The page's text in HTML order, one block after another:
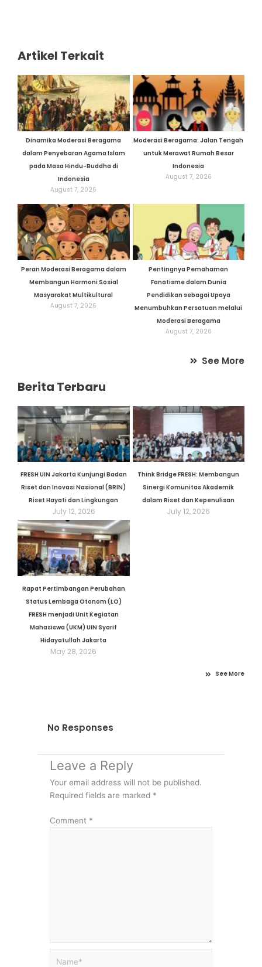
Artikel Terkait
Dinamika Moderasi Beragama
dalam Penyebaran Agama Islam
pada Masa Hindu-Buddha di
Indonesia
August 7, 2026
Moderasi Beragama: Jalan Tengah
untuk Merawat Rumah Besar
Indonesia
August 7, 2026
Peran Moderasi Beragama dalam
Membangun Harmoni Sosial
Masyarakat Multikultural
August 7, 2026
Pentingnya Pemahaman
Fanatisme dalam Dunia
Pendidikan sebagai Upaya
Menumbuhkan Persatuan melalui
Moderasi Beragama
August 7, 2026
See More
Berita Terbaru
FRESH UIN Jakarta Kunjungi Badan
Riset dan Inovasi Nasional (BRIN)
Riset Hayati dan Lingkungan
July 12, 2026
Think Bridge FRESH: Membangun
Sinergi Komunitas Akademik
dalam Riset dan Kepenulisan
July 12, 2026
Rapat Pertimbangan Perubahan
Status Lembaga Otonom (LO)
FRESH menjadi Unit Kegiatan
Mahasiswa (UKM) UIN Syarif
Hidayatullah Jakarta
May 28, 2026
See More
No Responses
Leave a Reply
Your email address will not be published.
Required fields are marked *
Comment *